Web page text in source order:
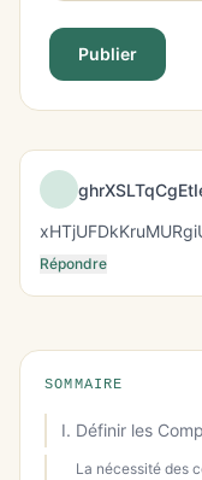
Publier
Répondre
SOMMAIRE
I. Définir les
La nécessité des